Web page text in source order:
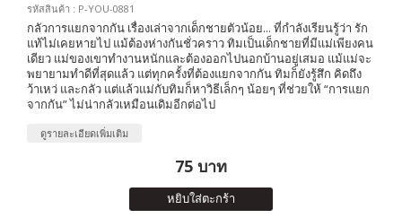
รหัสสินค้า : P-YOU-0881
กลัวการแยกจากกัน เรื่องเล่าจากเด็กชายตัวน้อย... ที่กำลังเรียนรู้ว่า รัก
แท้ไม่เคยหายไป แม้ต้องห่างกันชั่วคราว ทิมเป็นเด็กชายที่มีแม่เพียงคน
เดียว แม่ของเขาทำงานหนักและต้องออกไปนอกบ้านอยู่เสมอ แม้แม่จะ
พยายามทำดีที่สุดแล้ว แต่ทุกครั้งที่ต้องแยกจากกัน ทิมก็ยังรู้สึก คิดถึง
ว้าเหว่ และกลัว แต่แล้วแม่กับทิมก็หาวิธีเล็กๆ น้อยๆ ที่ช่วยให้ “การแยก
จากกัน” ไม่น่ากลัวเหมือนเดิมอีกต่อไป
ดูรายละเอียดเพิ่มเติม
75 บาท
หยิบใส่ตะกร้า